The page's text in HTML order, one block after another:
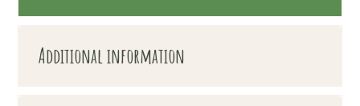
Additional information